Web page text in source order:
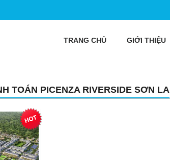
TRANG CHỦ GIỚI THIỆU
TOÁN PICENZA RIVERSIDE SƠN LA